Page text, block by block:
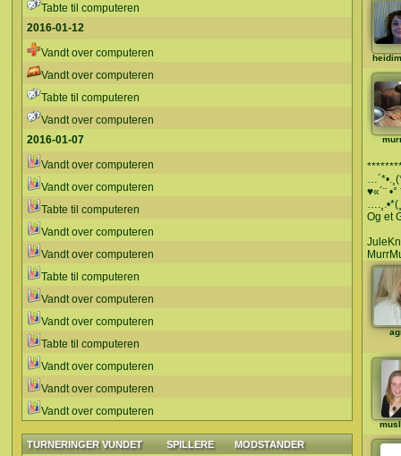
Tabte til computeren
2016-01-12
Vandt over computeren
Vandt over computeren
Tabte til computeren
Vandt over computeren
2016-01-07
Vandt over computeren
Vandt over computeren
Tabte til computeren
Vandt over computeren
Vandt over computeren
Tabte til computeren
Vandt over computeren
Vandt over computeren
Tabte til computeren
Vandt over computeren
Vandt over computeren
Vandt over computeren
TURNERINGER VUNDET SPILLERE MODSTANDER
♥«´¨
Og et